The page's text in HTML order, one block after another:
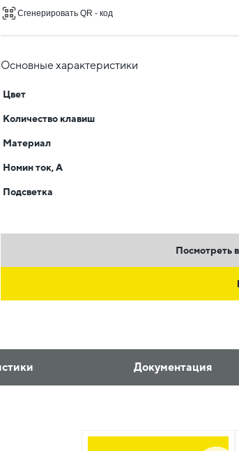
Сгенерировать QR - код
Основные характеристики
Цвет
Количество клавиш
Материал
Номин ток, А
Подсветка
Посмотреть
Документация